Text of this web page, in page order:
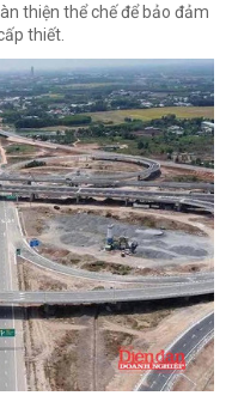
thiện thể chế để bảo đảm
thiết.